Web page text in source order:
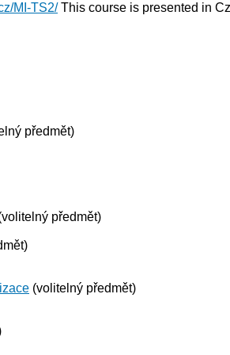
MI-TS2/ This course is presented in
předmět)
předmět)
(volitelný předmět)